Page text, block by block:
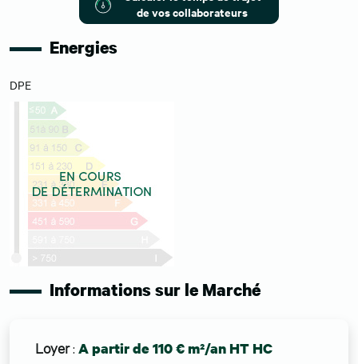
de vos collaborateurs
Energies
DPE
Informations sur le Marché
Loyer: A partir de 110 € m²/an HT HC